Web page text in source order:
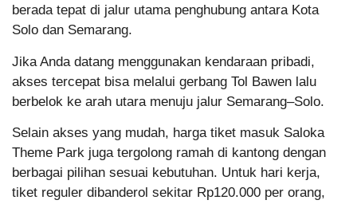
berada tepat di jalur utama penghubung antara Kota
Solo dan Semarang.
Jika Anda datang menggunakan kendaraan pribadi,
akses tercepat bisa melalui gerbang Tol Bawen lalu
berbelok ke arah utara menuju jalur Semarang–Solo.
Selain akses yang mudah, harga tiket masuk Saloka
Theme Park juga tergolong ramah di kantong dengan
berbagai pilihan sesuai kebutuhan. Untuk hari kerja,
tiket reguler dibanderol sekitar Rp120.000 per orang,